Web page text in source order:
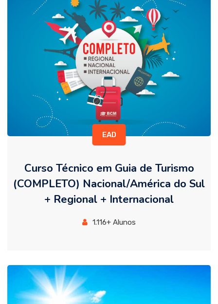
EAD
Curso Técnico em Guia de Turismo
(COMPLETO) Nacional/América do Sul
+ Regional + Internacional
1.116+ Alunos